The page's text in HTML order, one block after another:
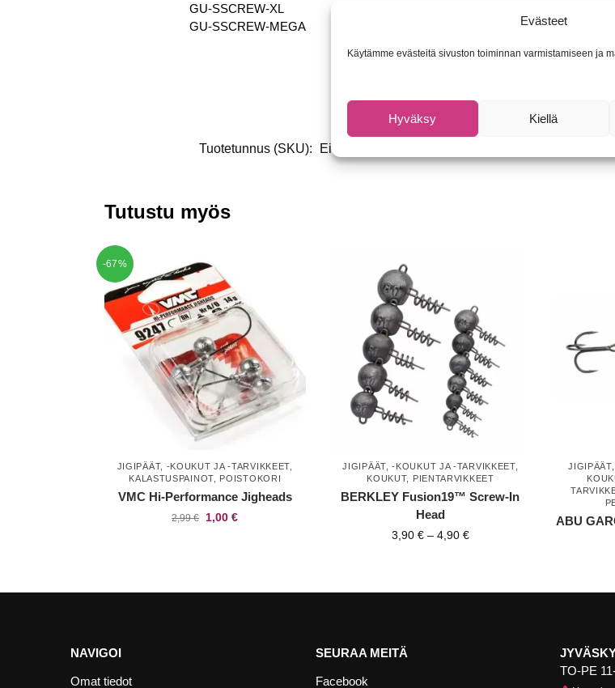
Evästeet
Käytämme evästeitä sivuston toiminnan varmistamiseen ja
Hyväksy Kiellä
GU-SSCREW-XL
GU-SSCREW-MEGA
Tuotetunnus (SKU): Ei saatavilla/-tietoa
Tutustu myös
-67%
JIGIPÄÄT, -KOUKUT JA -TARVIKKEET
KALASTUSPAINOT, POISTOKORI
VMC Hi-Performance Jigheads
2,99€ 1,00€
JIGIPÄÄT, -KOUKUT JA -TARVIKKEET,
KOUKUT, PIENTARVIKKEET
BERKLEY Fusion19™ Screw-In
Head
3,90 € – 4,90 €
ABU
NAVIGOI
Omat tiedot
SEURAA MEITÄ
Facebook
TO-PE